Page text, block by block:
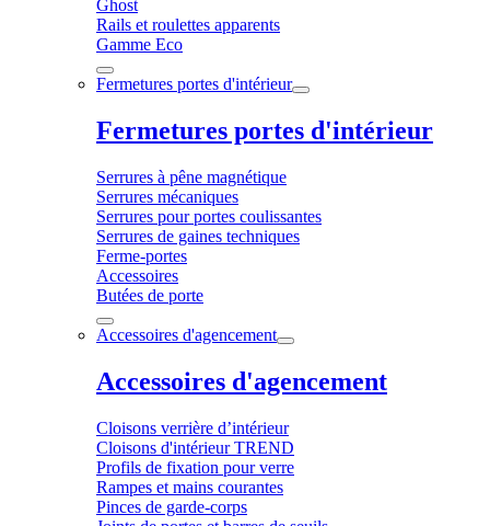
Ghost
Rails et roulettes apparents
Gamme Eco
Fermetures portes d'intérieur
Fermetures portes d'intérieur
Serrures à pêne magnétique
Serrures mécaniques
Serrures pour portes coulissantes
Serrures de gaines techniques
Ferme-portes
Accessoires
Butées de porte
Accessoires d'agencement
Accessoires d'agencement
Cloisons verrière d’intérieur
Cloisons d'intérieur TREND
Profils de fixation pour verre
Rampes et mains courantes
Pinces de garde-corps